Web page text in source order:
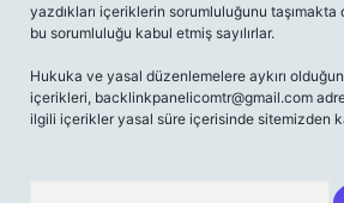
yazdıkları içeriklerin sorumluluğunu
bu sorumluluğu kabul etmiş sayılırlar.
Hukuka ve yasal düzenlemelere aykırı
içerikleri, backlinkpanelicomtr@gmail.com
ilgili içerikler yasal süre içerisinde sitemizden